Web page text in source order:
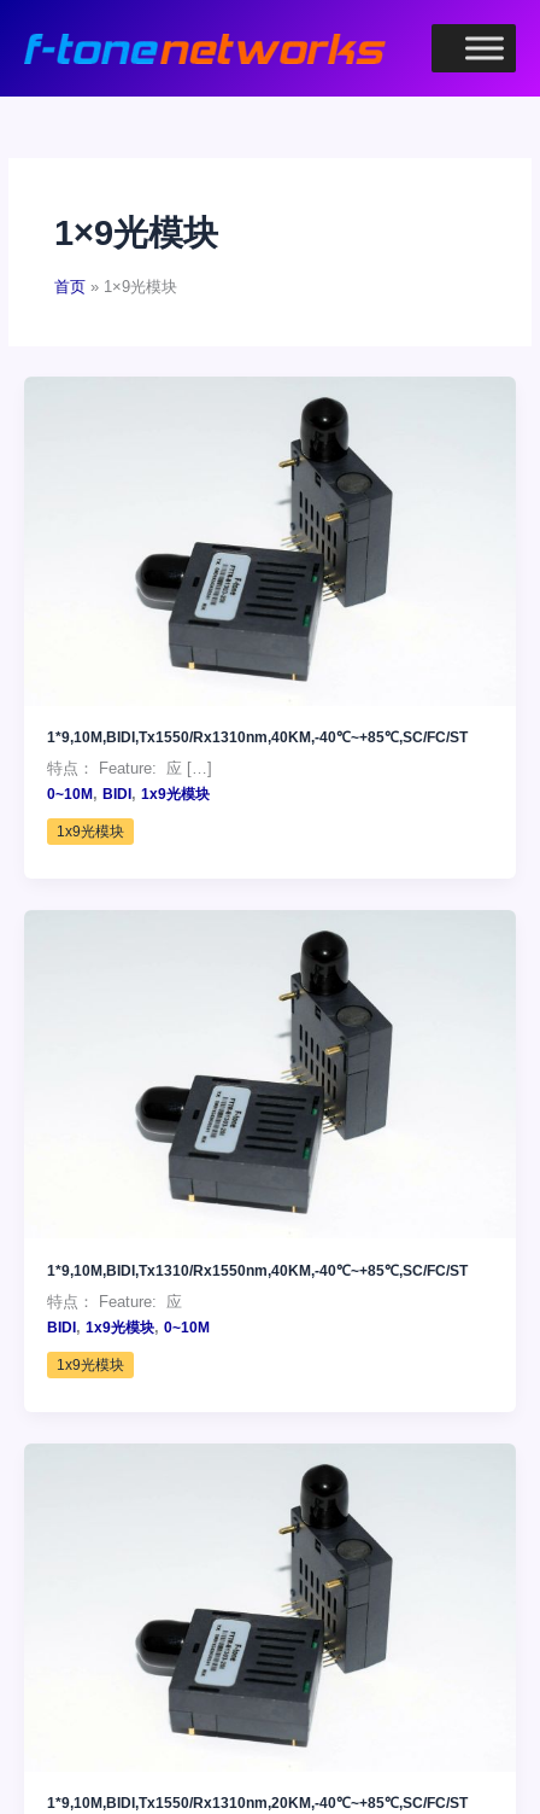
1×9光模块
首页 1×9光模块
1*9,10M,BIDI,Tx1550/Rx1310nm,40KM,-40℃~+85℃,SC/FC/ST
特点： Feature: 应 […]
0~10M, BIDI, 1x9光模块
1x9光模块
1*9,10M,BIDI,Tx1310/Rx1550nm,40KM,-40℃~+85℃,SC/FC/ST
特点： Feature: 应
BIDI, 1x9光模块, 0~10M
1x9光模块
1*9,10M,BIDI,Tx1550/Rx1310nm,20KM,-40℃~+85℃,SC/FC/ST